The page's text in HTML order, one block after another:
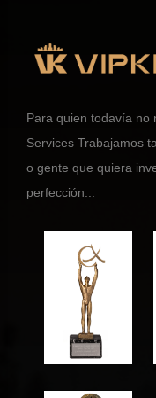
Para quien todavía no
Services Trabajamos
o gente que quiera
perfección...